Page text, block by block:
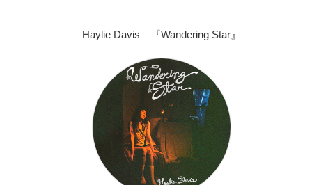
Haylie Davis 『Wandering Star』